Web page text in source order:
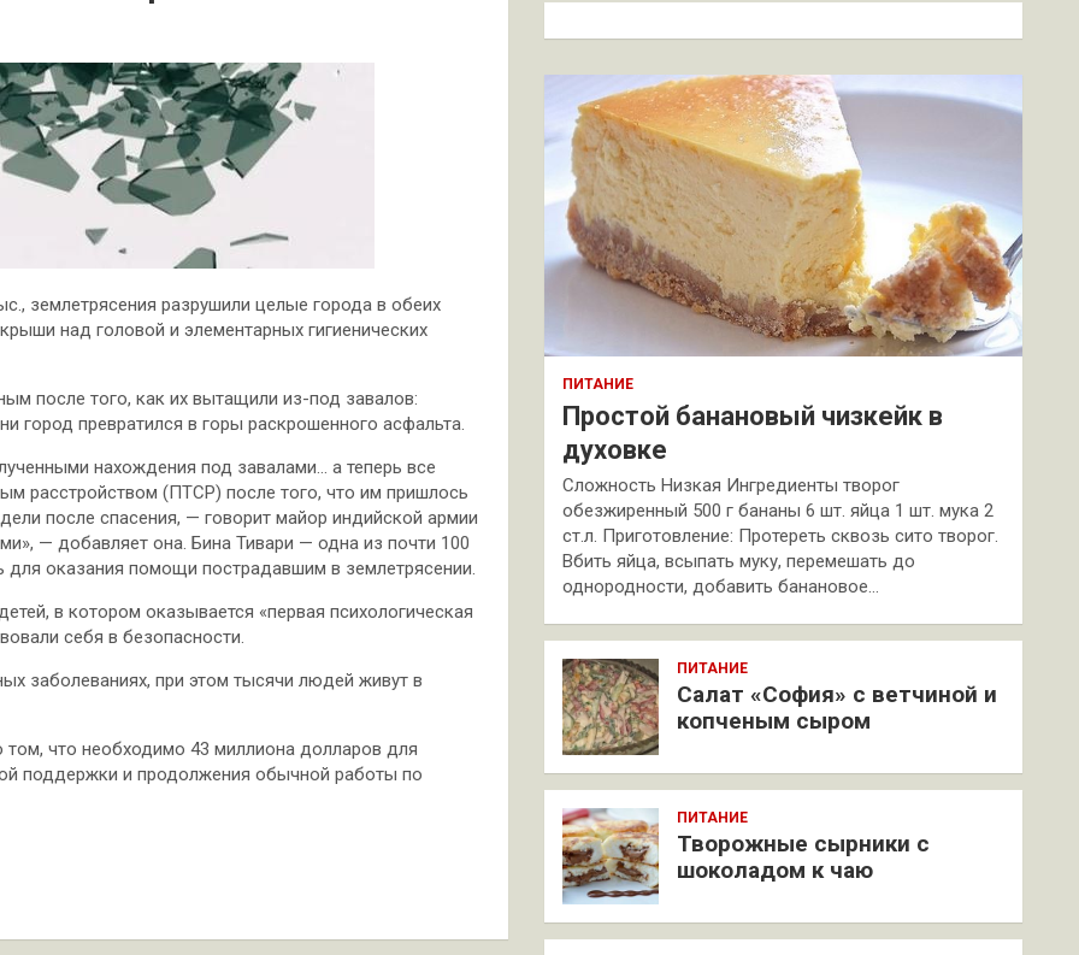
землетрясения разрушили целые города в обеих
над головой и элементарных гигиенических
после того, как их вытащили из-под завалов:
город превратился в горы раскрошенного асфальта.
нахождения под завалами… а теперь все
расстройством (ПТСР) после того, что им пришлось
после спасения, — говорит майор индийской армии
— добавляет она. Бина Тивари — одна из почти 100
для оказания помощи пострадавшим в землетрясении.
в котором оказывается «первая психологическая
себя в безопасности.
заболеваниях, при этом тысячи людей живут в
что необходимо 43 миллиона долларов для
поддержки и продолжения обычной работы по
к
ПИТАНИЕ
Простой банановый чизкейк в
духовке
Сложность Низкая Ингредиенты творог
обезжиренный 500 г бананы 6 шт. яйца 1 шт. мука 2
ст.л. Приготовление: Протереть сквозь сито творог.
Вбить яйца, всыпать муку, перемешать до
однородности, добавить банановое…
ПИТАНИЕ
Салат «София» с ветчиной и
копченым сыром
ПИТАНИЕ
Творожные сырники с
шоколадом к чаю